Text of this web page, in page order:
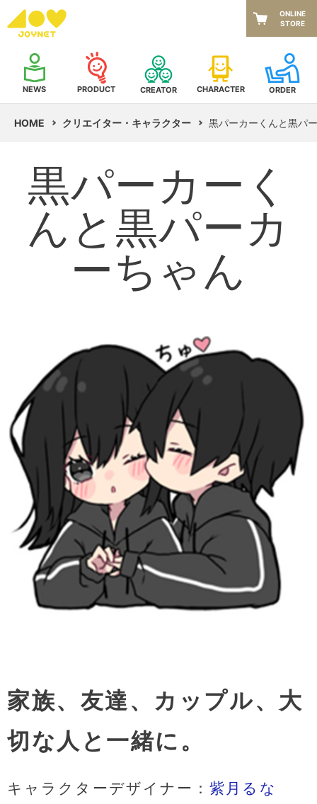
NEWS PRODUCT CREATOR CHARACTER ORDER
ONLINE
STORE
HOME クリエイター・キャラクター 黒パーカーくんと黒パ
黒パーカーく
んと黒パーカ
ーちゃん
家族、友達、カップル、大
切な人と一緒に。
キャラクターデザイナー：紫月るな